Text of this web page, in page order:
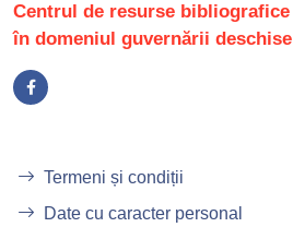
Centrul de resurse bibliografice
în domeniul guvernării deschise
Termeni și condiții
Date cu caracter personal